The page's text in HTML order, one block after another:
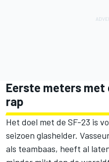
Eerste meters met
rap
Het doel met de SF-23 is
seizoen glashelder.
als teambaas, heeft al